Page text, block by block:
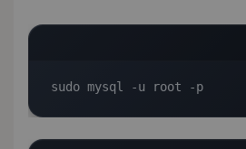
sudo mysql -u root -p